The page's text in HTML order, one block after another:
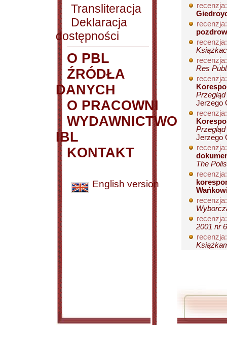
Transliteracja
Deklaracja
dostępności
O PBL
ŹRÓDŁA
DANYCH
O PRACOWNI
WYDAWNICTWO
IBL
KONTAKT
English version
recenzja:
recenzja:
recenzja:
recenzja:
Res
recenzja:
Jerzego
recenzja:
Jerzego
recenzja:
The
recenzja:
recenzja:
recenzja:
2001 nr
recenzja: